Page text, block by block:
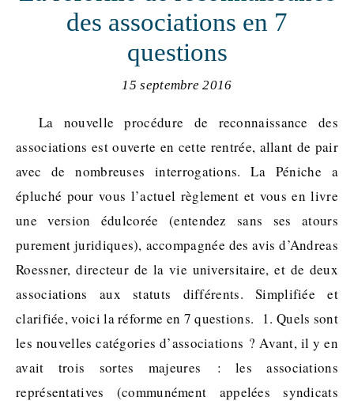
des associations en 7
questions
15 septembre 2016
La nouvelle procédure de reconnaissance des
associations est ouverte en cette rentrée, allant de pair
avec de nombreuses interrogations. La Péniche a
épluché pour vous l’actuel règlement et vous en livre
une version édulcorée (entendez sans ses atours
purement juridiques), accompagnée des avis d’Andreas
Roessner, directeur de la vie universitaire, et de deux
associations aux statuts différents. Simplifiée et
clarifiée, voici la réforme en 7 questions. 1. Quels sont
les nouvelles catégories d’associations ? Avant, il y en
avait trois sortes majeures : les associations
représentatives (communément appelées syndicats